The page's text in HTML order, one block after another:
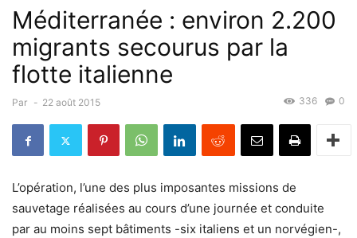
Méditerranée : environ 2.200
migrants secourus par la
flotte italienne
Par - 22 août 2015 0
336
L’opération, l’une des plus imposantes missions de
sauvetage réalisées au cours d’une journée et conduite
par au moins sept bâtiments -six italiens et un norvégien-,